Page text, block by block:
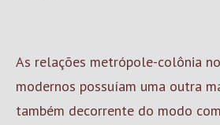
As relações metrópole-colônia
modernos possuíam uma outra
também decorrente do modo